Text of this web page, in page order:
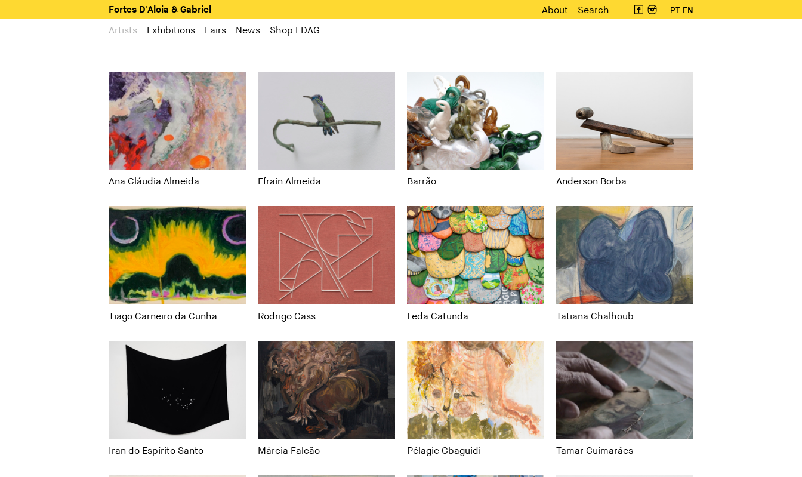
Fortes D'Aloia & Gabriel About Search PT EN
Artists Exhibitions Fairs News Shop FDAG
Ana Cláudia Almeida Efrain Almeida Barrão Anderson Borba
Tiago Carneiro da Cunha Rodrigo Cass Leda Catunda Tatiana Chalhoub
Iran do Espírito Santo Márcia Falcão Pélagie Gbaguidi Tamar Guimarães